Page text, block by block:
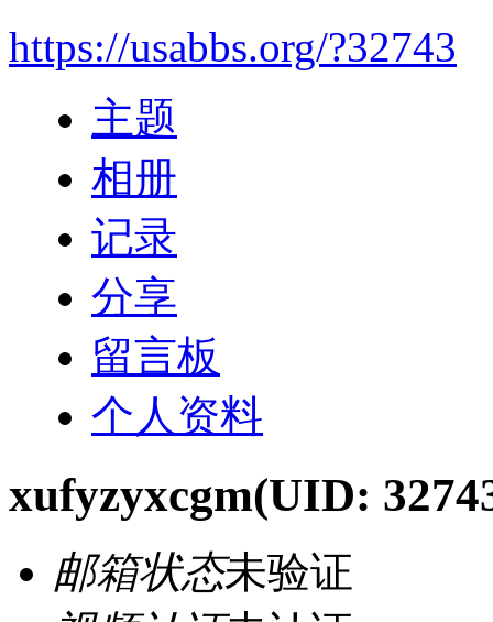
https://usabbs.org/?32743
主题
相册
记录
分享
留言板
个人资料
xufyzyxcgm(UID:
邮箱状态未验证